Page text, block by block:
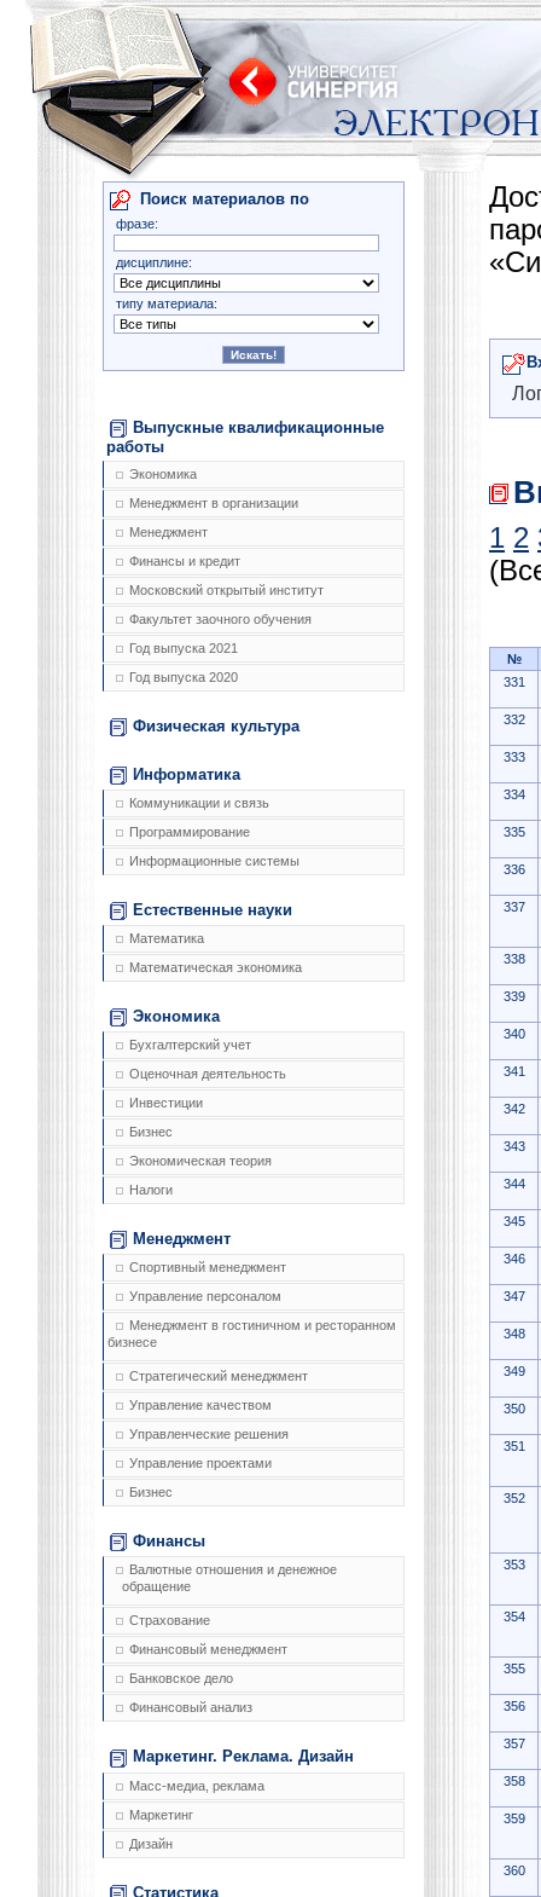
Поиск материалов по
фразе:
дисциплине:
типу материала:
Выпускные квалификационные
работы
Экономика
Менеджмент в организации
Менеджмент
Финансы и кредит
Московский открытый институт
Факультет заочного обучения
Год выпуска 2021
Год выпуска 2020
Физическая культура
Информатика
Коммуникации и связь
Программирование
Информационные системы
Естественные науки
Математика
Математическая экономика
Экономика
Бухгалтерский учет
Оценочная деятельность
Инвестиции
Бизнес
Экономическая теория
Налоги
Менеджмент
Спортивный менеджмент
Управление персоналом
Менеджмент в гостиничном и ресторанном
бизнесе
Стратегический менеджмент
Управление качеством
Управленческие решения
Управление проектами
Бизнес
Финансы
Валютные отношения и денежное
обращение
Страхование
Финансовый менеджмент
Банковское дело
Финансовый анализ
Маркетинг. Реклама. Дизайн
Масс-медиа, реклама
Маркетинг
Дизайн
Статистика
1 2
№
331
332
333
334
335
336
337
338
339
340
341
342
343
344
345
346
347
348
349
350
351
352
353
354
355
356
357
358
359
360